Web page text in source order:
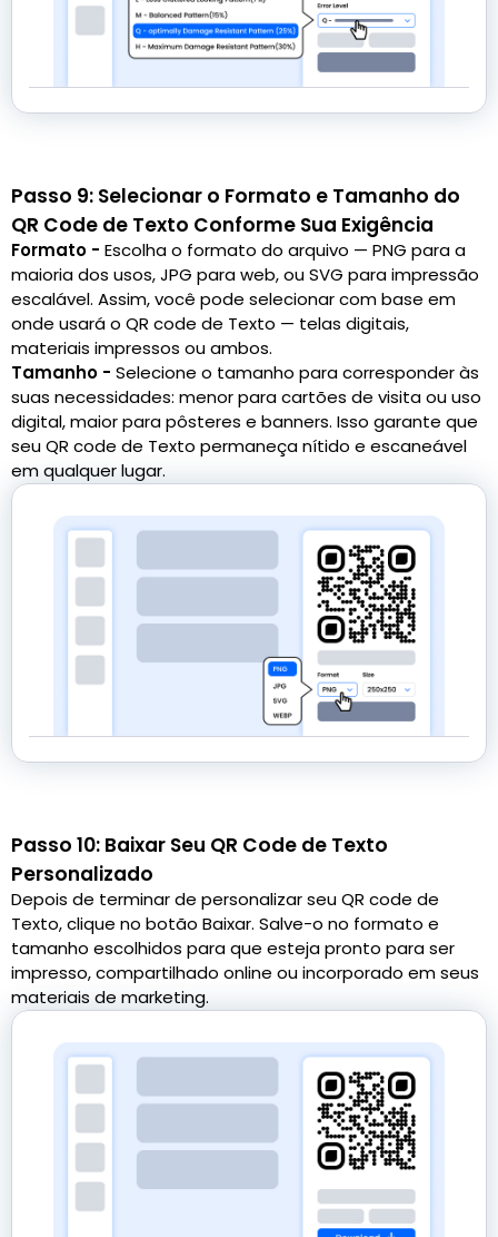
Passo 9: Selecionar o Formato e Tamanho do
QR Code de Texto Conforme Sua Exigência
Formato - Escolha o formato do arquivo — PNG para a
maioria dos usos, JPG para web, ou SVG para impressão
escalável. Assim, você pode selecionar com base em
onde usará o QR code de Texto — telas digitais,
materiais impressos ou ambos.
Tamanho - Selecione o tamanho para corresponder às
suas necessidades: menor para cartões de visita ou uso
digital, maior para pôsteres e banners. Isso garante que
seu QR code de Texto permaneça nítido e escaneável
em qualquer lugar.
Passo 10: Baixar Seu QR Code de Texto
Personalizado
Depois de terminar de personalizar seu QR code de
Texto, clique no botão Baixar. Salve-o no formato e
tamanho escolhidos para que esteja pronto para ser
impresso, compartilhado online ou incorporado em seus
materiais de marketing.